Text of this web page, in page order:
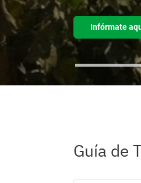
Infórmate
Guía de